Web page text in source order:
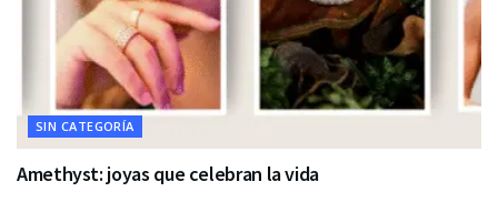
SIN CATEGORÍA
Amethyst: joyas que celebran la vida